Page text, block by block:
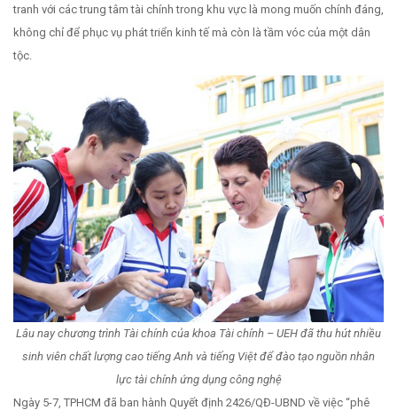
tranh với các trung tâm tài chính trong khu vực là mong muốn chính đáng,
không chỉ để phục vụ phát triển kinh tế mà còn là tầm vóc của một dân
tộc.
Lâu nay chương trình Tài chính của khoa Tài chính – UEH đã thu hút nhiều
sinh viên chất lượng cao tiếng Anh và tiếng Việt để đào tạo nguồn nhân
lực tài chính ứng dụng công nghệ
Ngày 5-7, TPHCM đã ban hành Quyết định 2426/QĐ-UBND về việc “phê